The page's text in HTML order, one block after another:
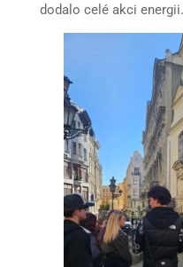
dodalo celé akci energii.